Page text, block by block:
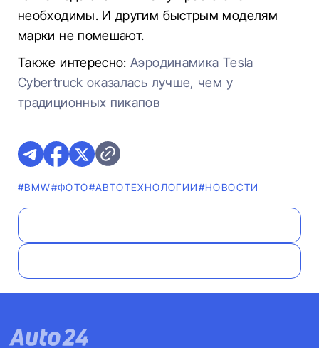
необходимы. И другим быстрым моделям
марки не помешают.
Также интересно:Аэродинамика Tesla
Cybertruck оказалась лучше, чем у
традиционных пикапов
#BMW#ФОТО#АВТОТЕХНОЛОГИИ#НОВОСТИ